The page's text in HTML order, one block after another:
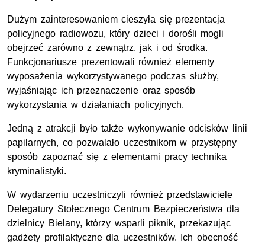
Dużym zainteresowaniem cieszyła się prezentacja
policyjnego radiowozu, który dzieci i dorośli mogli
obejrzeć zarówno z zewnątrz, jak i od środka.
Funkcjonariusze prezentowali również elementy
wyposażenia wykorzystywanego podczas służby,
wyjaśniając ich przeznaczenie oraz sposób
wykorzystania w działaniach policyjnych.
Jedną z atrakcji było także wykonywanie odcisków linii
papilarnych, co pozwalało uczestnikom w przystępny
sposób zapoznać się z elementami pracy technika
kryminalistyki.
W wydarzeniu uczestniczyli również przedstawiciele
Delegatury Stołecznego Centrum Bezpieczeństwa dla
dzielnicy Bielany, którzy wsparli piknik, przekazując
gadżety profilaktyczne dla uczestników. Ich obecność